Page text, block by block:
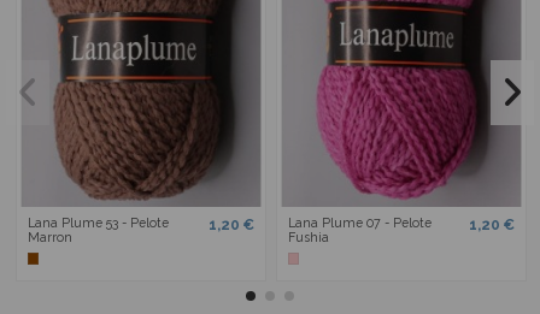
Lana Plume 53 - Pelote
Marron
1,20 €
Lana Plume 07 - Pelote
Fushia
1,20 €